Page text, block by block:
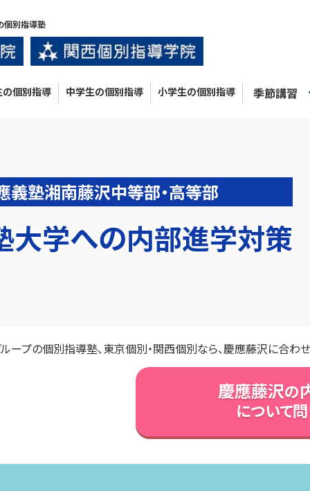
個別指導塾
の個別指導 中学生の個別指導 小学生の個別指導 季節講習
義塾湘南藤沢中等部・高等部
大学への内部進学対策
ープの個別指導塾、東京個別・関西個別なら、慶應藤沢に合わ
慶應藤沢の
について